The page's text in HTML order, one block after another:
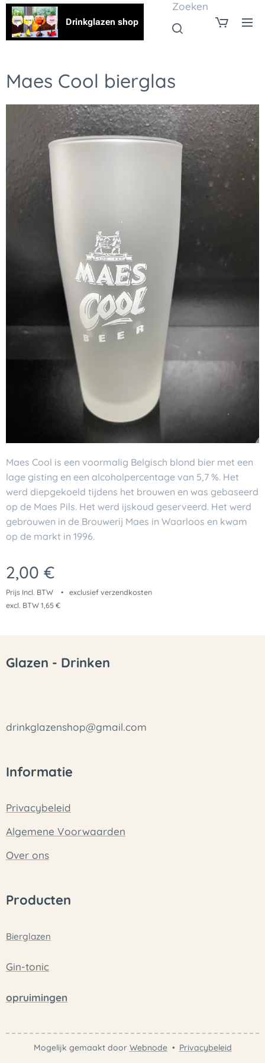
Drinkglazen shop
Zoeken
Maes Cool bierglas
Maes Cool is een voormalig Belgisch blond bier met een
lage gisting en een alcoholpercentage van 5,7 %. Het
werd diepgekoeld tijdens het brouwen en was gebaseerd
op de Maes Pils. Het werd ijskoud geserveerd. Het werd
gebrouwen in de Brouwerij Maes in Waarloos en kwam
op de markt in 1996.
2,00 €
Prijs Incl. BTW
exclusief verzendkosten
excl. BTW 1,65 €
Glazen - Drinken
drinkglazenshop@gmail.com
Informatie
Privacybeleid
Algemene Voorwaarden
Over ons
Producten
Bierglazen
Gin-tonic
opruimingen
Mogelijk gemaakt door Webnode
Privacybeleid